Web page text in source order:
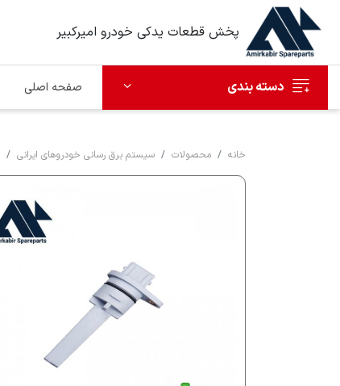
پخش قطعات یدکی خودرو امیرکبیر
دسته بندی صفحه اصلی
خانه محصولات سیستم برق رسانی خودروهای ایرانی